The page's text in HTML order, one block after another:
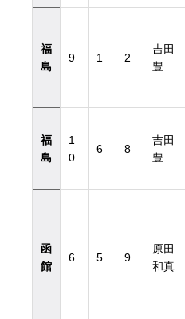
福
島
9 1 2
吉田
豊
福
島
1
0
6 8
吉田
豊
函
館
6 5 9
原田
和真